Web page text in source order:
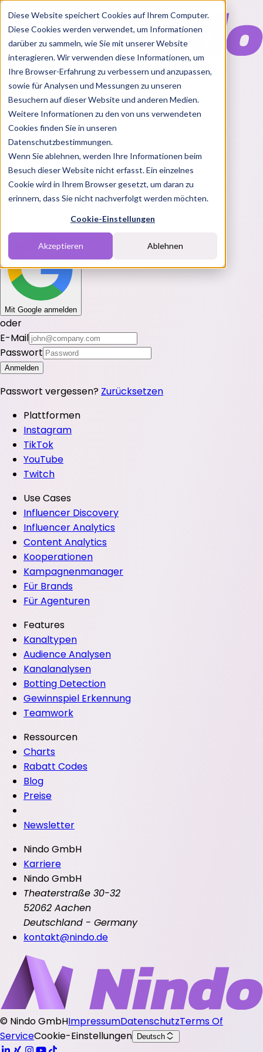
Diese Website speichert Cookies auf Ihrem Computer.
Diese Cookies werden verwendet, um Informationen
darüber zu sammeln, wie Sie mit unserer Website
interagieren. Wir verwenden diese Informationen, um
Ihre Browser-Erfahrung zu verbessern und anzupassen,
sowie für Analysen und Messungen zu unseren
Besuchern auf dieser Website und anderen Medien.
Weitere Informationen zu den von uns verwendeten
Cookies finden Sie in unseren
Datenschutzbestimmungen.
Wenn Sie ablehnen, werden Ihre Informationen beim
Besuch dieser Website nicht erfasst. Ein einzelnes
Cookie wird in Ihrem Browser gesetzt, um daran zu
erinnern, dass Sie nicht nachverfolgt werden möchten.
Cookie-Einstellungen
Akzeptieren Ablehnen
Features
Solutions
BlogChartsRabatt CodesPakete
Login
Melde dich bei Nindo an
Du hast noch keinen Account?
Mit Google anmelden
oder
E-Mail
Passwort
Anmelden
Passwort vergessen? Zurücksetzen
Plattformen
Instagram
TikTok
YouTube
Twitch
Use Cases
Influencer Discovery
Influencer Analytics
Content Analytics
Kooperationen
Kampagnenmanager
Für Brands
Für Agenturen
Features
Kanaltypen
Audience Analysen
Kanalanalysen
Botting Detection
Gewinnspiel Erkennung
Teamwork
Ressourcen
Charts
Rabatt Codes
Blog
Preise
Newsletter
Nindo GmbH
Karriere
Nindo GmbH
Theaterstraße 30-32
52062 Aachen
Deutschland - Germany
kontakt@nindo.de
© Nindo GmbHImpressumDatenschutzTerms Of
ServiceCookie-Einstellungen Deutsch